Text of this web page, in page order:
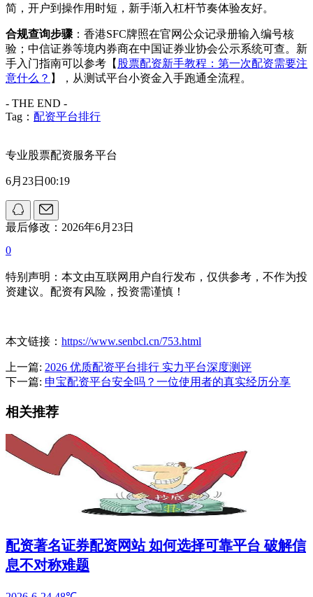
简，开户到操作用时短，新手渐入杠杆节奏体验友好。
合规查询步骤 ：香港SFC牌照在官网公众记录册输入编号核
验；中信证券等境内券商在中国证券业协会公示系统可查。新
手入门指南可以参考【 股票配资新手教程：第一次配资需要注
意什么？ 】，从测试平台小资金入手跑通全流程。
- THE END -
Tag： 配资平台排行
专业股票配资服务平台
6月23日00:19
最后修改：2026年6月23日
0
特别声明：本文由互联网用户自行发布，仅供参考，不作为投
资建议。配资有风险，投资需谨慎！
本文链接： https://www.senbcl.cn/753.html
上一篇: 2026 优质配资平台排行 实力平台深度测评
下一篇: 申宝配资平台安全吗？一位使用者的真实经历分享
相关推荐
配资著名证券配资网站 如何选择可靠平台 破解信
息不对称难题